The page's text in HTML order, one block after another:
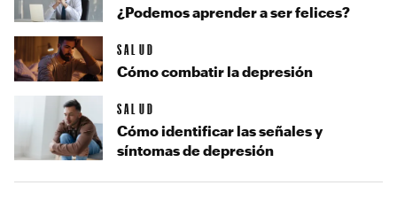
¿Podemos aprender a ser felices?
SALUD
Cómo combatir la depresión
SALUD
Cómo identificar las señales y
síntomas de depresión